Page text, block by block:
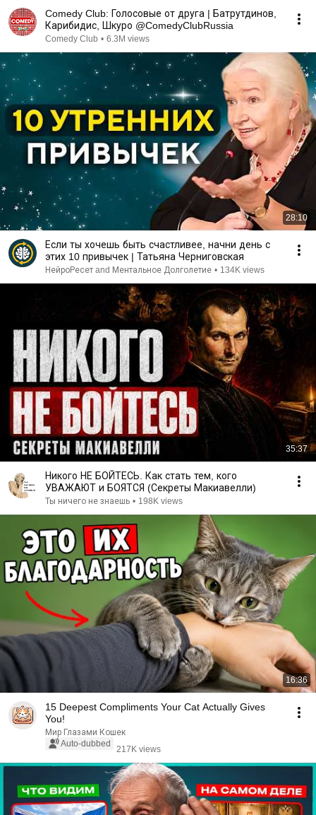
Comedy Club: Голосовые от друга | Батрутдинов,
Карибидис, Шкуро @ComedyClubRussia
Comedy Club • 6.3M views
28:10
Если ты хочешь быть счастливее, начни день с
этих 10 привычек | Татьяна Черниговская
НейроРесет and Ментальное Долголетие • 134K views
35:37
Никого НЕ БОЙТЕСЬ. Как стать тем, кого
УВАЖАЮТ и БОЯТСЯ (Секреты Макиавелли)
Ты ничего не знаешь • 198K views
16:36
15 Deepest Compliments Your Cat Actually Gives
You!
Мир Глазами Кошек
Auto-dubbed
217K views